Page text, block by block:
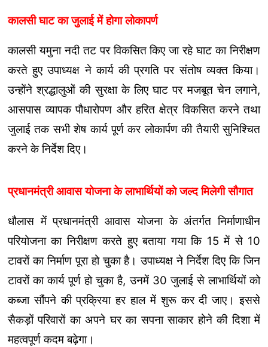
कालसी घाट का जुलाई में होगा लोकापर्ण
कालसी यमुना नदी तट पर विकसित किए जा रहे घाट का निरीक्षण
करते हुए उपाध्यक्ष ने कार्य की प्रगति पर संतोष व्यक्त किया।
उन्होंने श्रद्धालुओं की सुरक्षा के लिए घाट पर मजबूत चेन लगाने,
आसपास व्यापक पौधारोपण और हरित क्षेत्र विकसित करने तथा
जुलाई तक सभी शेष कार्य पूर्ण कर लोकार्पण की तैयारी सुनिश्चित
करने के निर्देश दिए।
प्रधानमंत्री आवास योजना के लाभार्थियों को जल्द मिलेगी सौगात
धौलास में प्रधानमंत्री आवास योजना के अंतर्गत निर्माणाधीन
परियोजना का निरीक्षण करते हुए बताया गया कि 15 में से 10
टावरों का निर्माण पूरा हो चुका है। उपाध्यक्ष ने निर्देश दिए कि जिन
टावरों का कार्य पूर्ण हो चुका है, उनमें 30 जुलाई से लाभार्थियों को
कब्जा सौंपने की प्रक्रिया हर हाल में शुरू कर दी जाए। इससे
सैकड़ों परिवारों का अपने घर का सपना साकार होने की दिशा में
महत्वपूर्ण कदम बढ़ेगा।